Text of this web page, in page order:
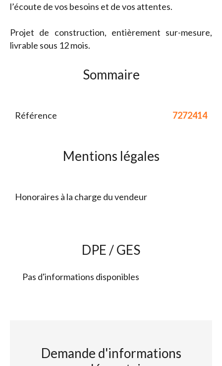
l’écoute de vos besoins et de vos attentes.
Projet de construction, entièrement sur-mesure,
livrable sous 12 mois.
Sommaire
Référence 7272414
Mentions légales
Honoraires à la charge du vendeur
DPE / GES
Pas d'informations disponibles
Demande d'informations